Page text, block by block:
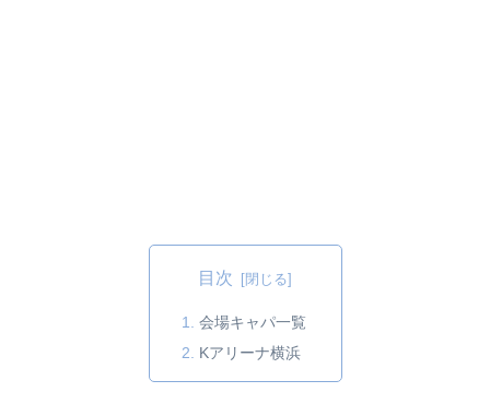
目次
会場キャパ一覧
Kアリーナ横浜